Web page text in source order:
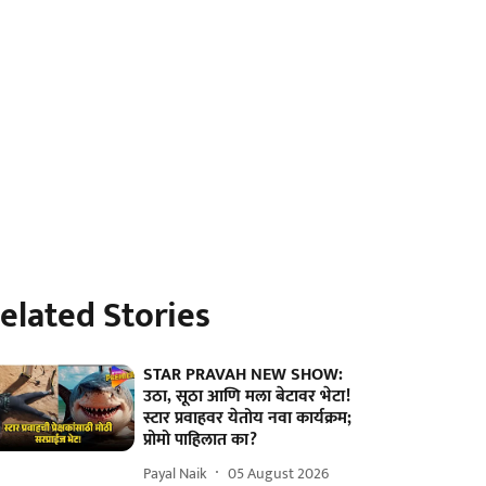
Stories
STAR PRAVAH NEW SHOW:
उठा, सूठा आणि मला बेटावर भेटा!
स्टार प्रवाहवर येतोय नवा कार्यक्रम;
प्रोमो पाहिलात का?
Payal Naik 05 August 2026